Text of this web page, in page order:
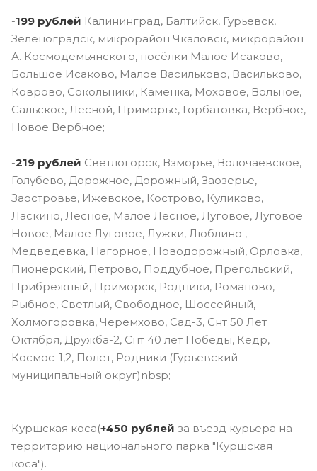
-199 рублей Калининград, Балтийск, Гурьевск,
Зеленоградск, микрорайон Чкаловск, микрорайон
А. Космодемьянского, посёлки Малое Исаково,
Большое Исаково, Малое Васильково, Васильково,
Коврово, Сокольники, Каменка, Моховое, Вольное,
Сальское, Лесной, Приморье, Горбатовка, Вербное,
Новое Вербное;
-219 рублей Светлогорск, Взморье, Волочаевское,
Голубево, Дорожное, Дорожный, Заозерье,
Заостровье, Ижевское, Кострово, Куликово,
Ласкино, Лесное, Малое Лесное, Луговое, Луговое
Новое, Малое Луговое, Лужки, Люблино ,
Медведевка, Нагорное, Новодорожный, Орловка,
Пионерский, Петрово, Поддубное, Прегольский,
Прибрежный, Приморск, Родники, Романово,
Рыбное, Светлый, Свободное, Шоссейный,
Холмогоровка, Черемхово, Сад-3, Снт 50 Лет
Октября, Дружба-2, Снт 40 лет Победы, Кедр,
Космос-1,2, Полет, Родники (Гурьевский
муниципальный округ)nbsp;
Куршская коса(+450 рублей за въезд курьера на
территорию национального парка "Куршская
коса").